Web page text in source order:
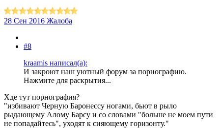
28 Сен 2016 Жалоба
#8
kraamis написал(а):
И закроют наш уютный форум за порнографию.
Нажмите для раскрытия...
Хде тут порнография?
"избивают Черную Баронессу ногами, бьют в рыло
рыдающему Алому Барсу и со словами "больше не моем пути
не попадайтесь", уходят к сияющему горизонту."